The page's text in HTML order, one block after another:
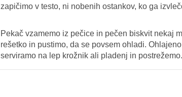
zapičimo v testo, ni nobenih ostankov, ko ga
Pekač vzamemo iz pečice in pečen biskvit nekaj
rešetko in pustimo, da se povsem ohladi.
serviramo na lep krožnik ali pladenj in postrežemo.